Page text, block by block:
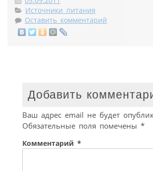
Источники питания
Оставить комментарий
Добавить
Ваш адрес email не будет
Обязательные поля помечены *
Комментарий *